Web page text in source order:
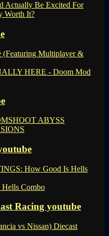
Actually Be Excited For
Worth It?
(Featuring Multiplayer &
HERE - Doom Mod
ABYSS
How Good Is Hells
Combo
Racing youtube
vs Nissan) Diecast